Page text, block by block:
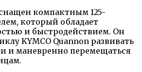
компактным 125-
который обладает
и быстродействием. Он
KYMCO Quannon развивать
и маневренно перемещаться